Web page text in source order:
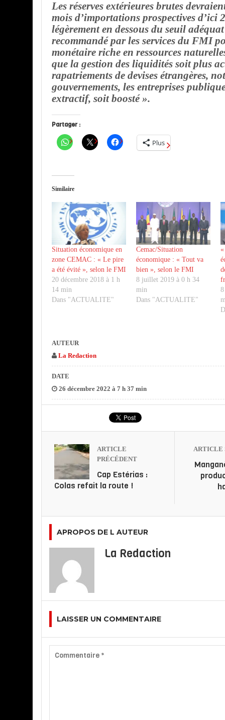
Les réserves extérieures brutes
mois d’importations prospectives d’ici
légèrement en dessous du seuil
recommandé par les services du FMI
monétaire riche en ressources
que la gestion des liquidités soit plus
rapatriements de devises étrangères,
gouvernements, les entreprises
extractif, soit boosté ».
Partager :
Plus
Similaire
Situation économique en
zone CEMAC : « Le pire
a été évité », selon le FMI
20 décembre 2018 à 1 h
14 min
Dans "ACTUALITE"
Cemac/Situation
économique : « Tout va
bien », selon le FMI
8 juillet 2019 à 0 h 34
min
Dans "ACTUALITE"
AUTEUR
La Redaction
DATE
26 décembre 2022 à 7 h 37 min
ARTICLE
PRÉCÉDENT
Cap Estérias :
Colas refait la route !
ARTICLE
APROPOS DE L AUTEUR
La Redaction
LAISSER UN COMMENTAIRE